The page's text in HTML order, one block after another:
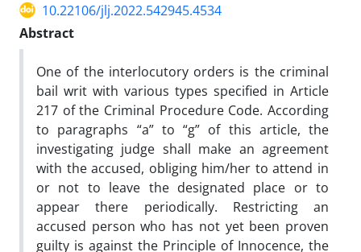
10.22106/jlj.2022.542945.4534
Abstract
One of the interlocutory orders is the criminal
bail writ with various types specified in Article
217 of the Criminal Procedure Code. According
to paragraphs “a” to “g” of this article, the
investigating judge shall make an agreement
with the accused, obliging him/her to attend in
or not to leave the designated place or to
appear there periodically. Restricting an
accused person who has not yet been proven
guilty is against the Principle of Innocence, the